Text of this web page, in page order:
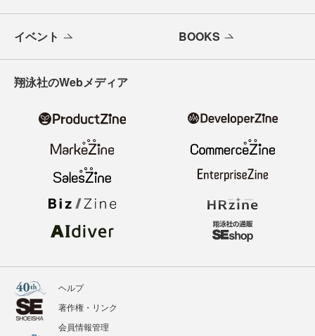
イベント BOOKS
翔泳社のWebメディア
ヘルプ
著作権・リンク
会員情報管理